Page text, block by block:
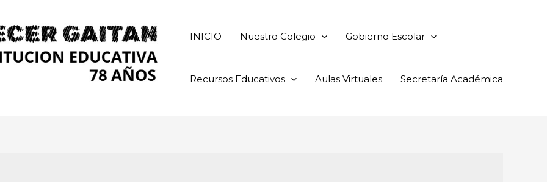
INICIO Nuestro Colegio Gobierno Escolar
Recursos Educativos Aulas Virtuales Secretaría Académica